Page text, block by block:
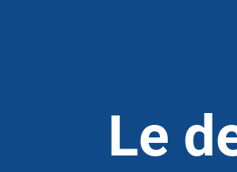
Le